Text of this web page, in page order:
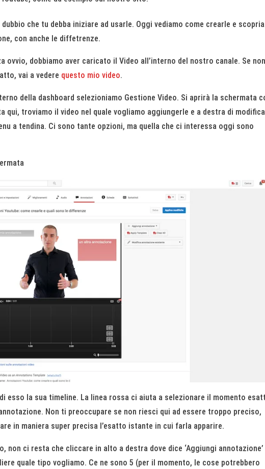
dubbio che tu debba iniziare ad usarle. Oggi vediamo come crearle e
con anche le diffetrenze.
ovvio, dobbiamo aver caricato il Video all’interno del nostro canale. Se
vai a vedere questo mio video.
della dashboard selezioniamo Gestione Video. Si aprirà la schermata
troviamo il video nel quale vogliamo aggiungerle e a destra di
a tendina. Ci sono tante opzioni, ma quella che ci interessa oggi sono
esso la sua timeline. La linea rossa ci aiuta a selezionare il momento
Non ti preoccupare se non riesci qui ad essere troppo preciso,
in maniera super precisa l’esatto istante in cui farla apparire.
non ci resta che cliccare in alto a destra dove dice ‘Aggiungi annotazione’
quale tipo vogliamo. Ce ne sono 5 (per il momento, le cose potrebbero